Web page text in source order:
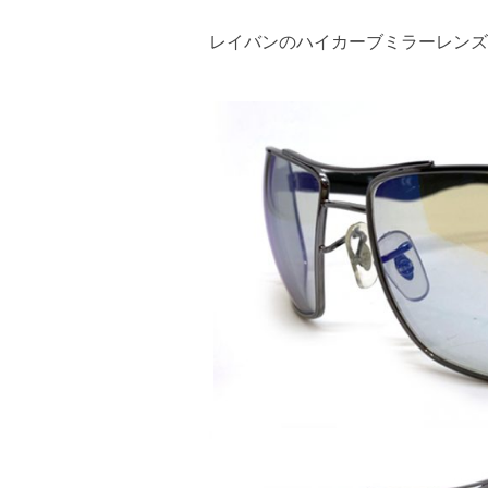
レイバンのハイカーブミラーレン